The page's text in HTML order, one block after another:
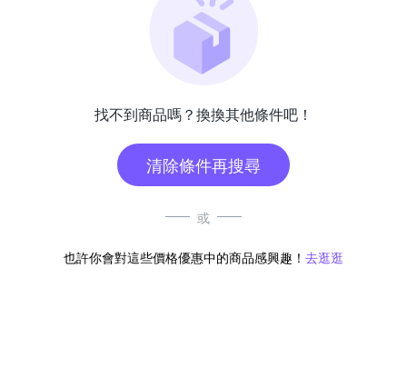
找不到商品嗎？換換其他條件吧！
清除條件再搜尋
或
也許你會對這些價格優惠中的商品感興趣！ 去逛逛